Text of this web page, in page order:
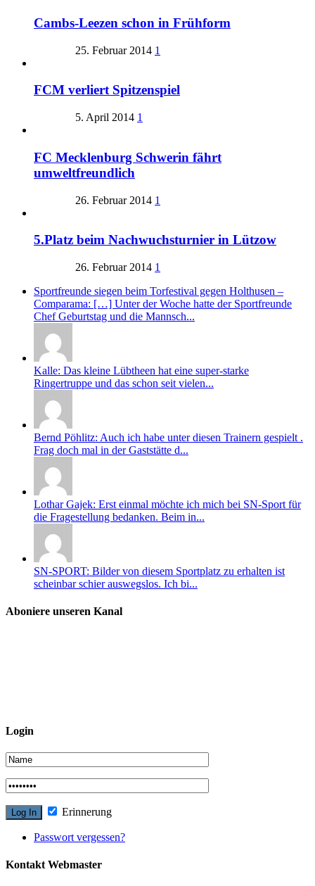
Cambs-Leezen schon in Frühform
25. Februar 2014 1
FCM verliert Spitzenspiel
5. April 2014 1
FC Mecklenburg Schwerin fährt
umweltfreundlich
26. Februar 2014 1
5.Platz beim Nachwuchsturnier in Lützow
26. Februar 2014 1
Sportfreunde siegen beim Torfestival gegen Holthusen –
Comparama: […] Unter der Woche hatte der Sportfreunde
Chef Geburtstag und die Mannsch...
Kalle: Das kleine Lübtheen hat eine super-starke
Ringertruppe und das schon seit vielen...
Bernd Pöhlitz: Auch ich habe unter diesen Trainern gespielt .
Frag doch mal in der Gaststätte d...
Lothar Gajek: Erst einmal möchte ich mich bei SN-Sport für
die Fragestellung bedanken. Beim in...
SN-SPORT: Bilder von diesem Sportplatz zu erhalten ist
scheinbar schier auswegslos. Ich bi...
Aboniere unseren Kanal
Login
Erinnerung
Passwort vergessen?
Kontakt Webmaster